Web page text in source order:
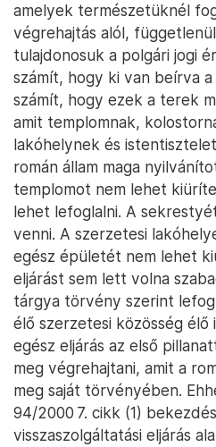
amelyek természetüknél
végrehajtás alól,
tulajdonosuk a polgári jogi
számít, hogy ki van beírva
számít, hogy ezek a terek
amit templomnak,
lakóhelynek és
román állam maga
templomot nem lehet
lehet lefoglalni. A
venni. A szerzetesi
egész épületét nem lehet
eljárást sem lett volna
tárgya törvény szerint
élő szerzetesi közösség élő
egész eljárás az első
meg végrehajtani, amit a
meg saját törvényében.
94/2000 7. cikk (1)
visszaszolgáltatási eljárás